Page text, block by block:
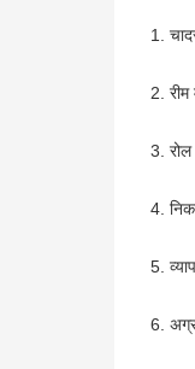
1.
2.
3.
4.
5.
6.